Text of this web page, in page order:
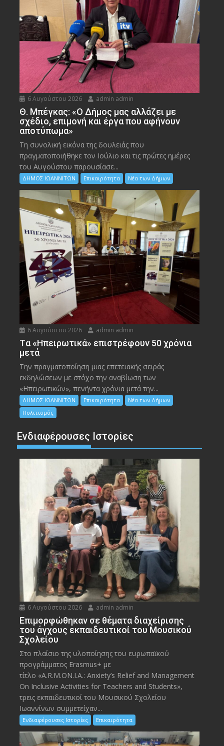
6 Αυγούστου 2026 admin admin
Θ. Μπέγκας: «Ο Δήμος μας αλλάζει με
σχέδιο, επιμονή και έργα που αφήνουν
αποτύπωμα»
Τη συνολική εικόνα της δουλειάς που
πραγματοποιήθηκε τον Ιούλιο και τις πρώτες ημέρες
του Αυγούστου παρουσίασε...
ΔΗΜΟΣ ΙΩΑΝΝΙΤΩΝ Επικαιρότητα Νέα των Δήμων
6 Αυγούστου 2026 admin admin
Tα «Ηπειρωτικά» επιστρέφουν 50 χρόνια
μετά
Την πραγματοποίηση μιας επετειακής σειράς
εκδηλώσεων με στόχο την αναβίωση των
«Ηπειρωτικών», πενήντα χρόνια μετά την...
ΔΗΜΟΣ ΙΩΑΝΝΙΤΩΝ Επικαιρότητα
Νέα των Δήμων
Πολιτισμός
Ενδιαφέρουσες Ιστορίες
6 Αυγούστου 2026 admin admin
Eπιμορφώθηκαν σε θέματα διαχείρισης
του άγχους εκπαιδευτικοί του Μουσικού
Σχολείου
Στο πλαίσιο της υλοποίησης του ευρωπαϊκού
προγράμματος Erasmus+ με
τίτλο «A.R.M.ON.I.A.: Anxiety’s Relief and Management
On Inclusive Activities for Teachers and Students»,
τρεις εκπαιδευτικοί του Μουσικού Σχολείου
Ιωαννίνων συμμετείχαν...
Ενδιαφέρουσες Ιστορίες Επικαιρότητα